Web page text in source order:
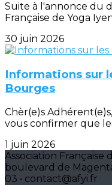
Suite à l'annonce du
Française de Yoga
30 juin 2026
Informations sur
Bourges
Chèr(e)s
vous confirmer que
1 juin 2026
Association Française
boulevard de Magenta
03 • contact@afyi.fr